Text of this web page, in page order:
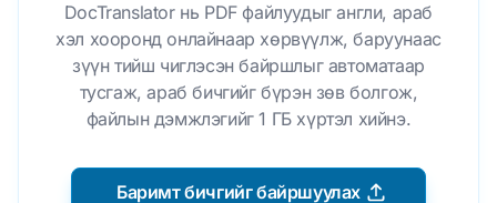
DocTranslator нь PDF файлуудыг англи, араб
хэл хооронд онлайнаар хөрвүүлж, баруунаас
зүүн тийш чиглэсэн байршлыг автоматаар
тусгаж, араб бичгийг бүрэн зөв болгож,
файлын дэмжлэгийг 1 ГБ хүртэл хийнэ.
Баримт бичгийг байршуулах